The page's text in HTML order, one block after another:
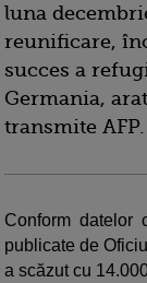
luna
reunificare,
succes a
Germania,
transmite AFP.
Conform datelor
publicate de
a scăzut cu